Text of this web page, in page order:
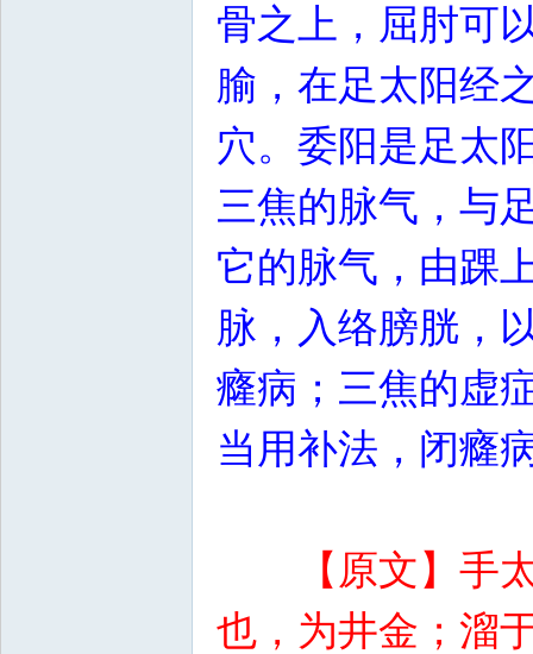
骨之上，屈肘可
腧，在足太阳经
穴。委阳是足太
三焦的脉气，与
它的脉气，由踝
脉，入络膀胱，
癃病；三焦的虚
当用补法，闭癃
【原文】手
也，为井金；溜